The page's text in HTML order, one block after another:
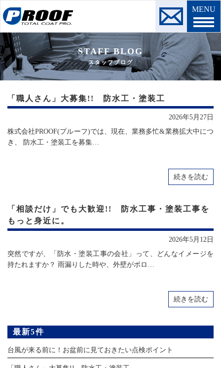
MENU
STAFF BLOG
スタッフブログ
「職人さん」大募集!! 防水工・塗装工
2026年5月27日
株式会社PROOF(プルーフ)では、現在、業務多忙&業務拡大中につ
き、 防水工・塗装工を募集…
続きを読む
「相談だけ」でも大歓迎!! 防水工事・塗装工事を
もっと身近に。
2026年5月12日
突然ですが、「防水・塗装工事の会社」って、どんなイメージを
持たれますか？ 雨漏りした時や、外壁がボロ…
続きを読む
最新5件
台風が来る前に！お盆前に見ておきたい点検ポイント